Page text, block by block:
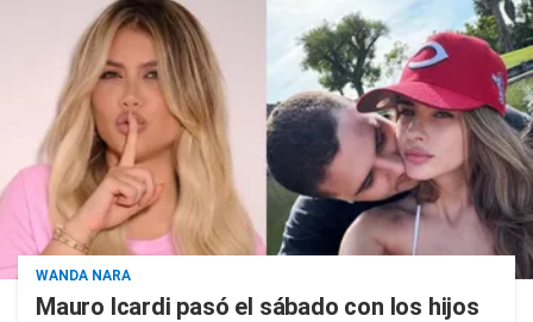
WANDA NARA
Mauro Icardi pasó el sábado con los hijos